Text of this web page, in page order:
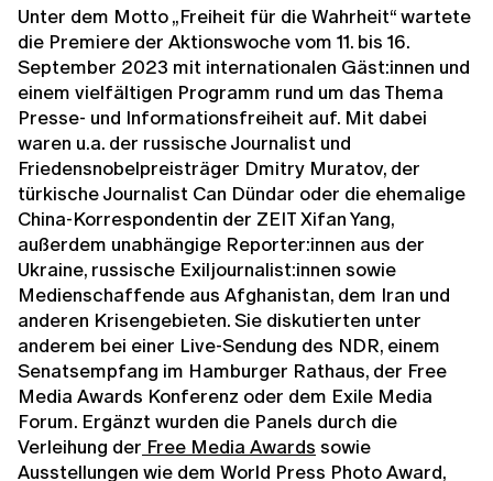
Unter dem Motto „Freiheit für die Wahrheit“ wartete
die Premiere der Aktionswoche vom 11. bis 16.
September 2023 mit internationalen Gäst:innen und
einem vielfältigen Programm rund um das Thema
Presse- und Informationsfreiheit auf. Mit dabei
waren u.a. der russische Journalist und
Friedensnobelpreisträger Dmitry Muratov, der
türkische Journalist Can Dündar oder die ehemalige
China-Korrespondentin der ZEIT Xifan Yang,
außerdem unabhängige Reporter:innen aus der
Ukraine, russische Exiljournalist:innen sowie
Medienschaffende aus Afghanistan, dem Iran und
anderen Krisengebieten. Sie diskutierten unter
anderem bei einer Live-Sendung des NDR, einem
Senatsempfang im Hamburger Rathaus, der Free
Media Awards Konferenz oder dem Exile Media
Forum. Ergänzt wurden die Panels durch die
Verleihung der Free Media Awards sowie
Ausstellungen wie dem World Press Photo Award,